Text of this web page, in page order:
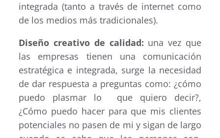
integrada (tanto a través de internet como
de los medios más tradicionales).
Diseño creativo de calidad: una vez que
las empresas tienen una comunicación
estratégica e integrada, surge la necesidad
de dar respuesta a preguntas como: ¿cómo
puedo plasmar lo que quiero decir?,
¿Cómo puedo hacer para que mis clientes
potenciales no pasen de mi y sigan de largo